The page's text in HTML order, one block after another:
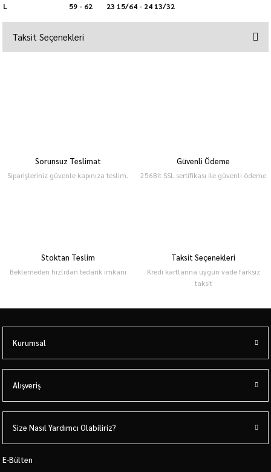
L
59 - 62 23 15/64 - 24 13/32
Taksit Seçenekleri
Sorunsuz Teslimat
Siparişleriniz güvenle kapınıza teslim.
Güvenli Ödeme
256Bit SSL sertifikası ile güvenli ödeme
Stoktan Teslim
Beklemeden hızlıdan tedarik imkanı
Taksit Seçenekleri
Kredi kartlarına uygun vade farksız
taksit
Kurumsal
Alışveriş
Size Nasıl Yardımcı Olabiliriz?
E-Bülten